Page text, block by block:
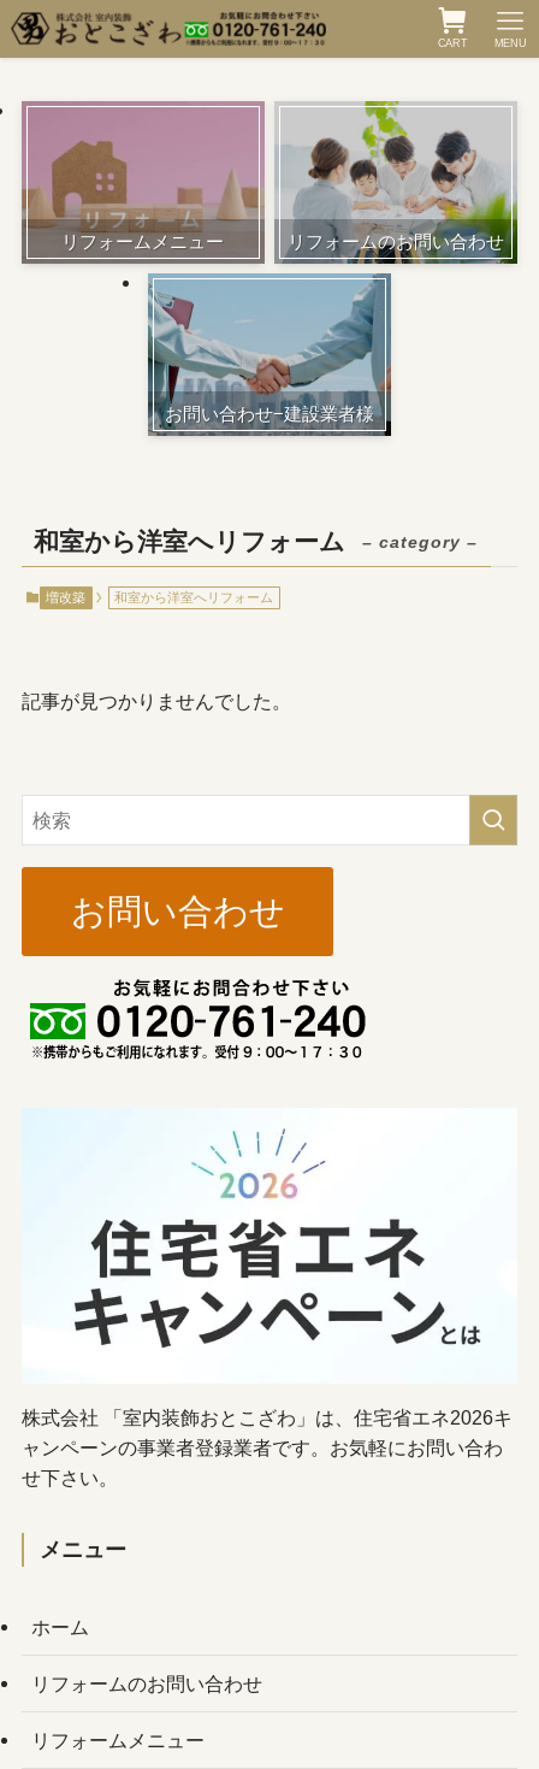
CART MENU
リフォームメニュー リフォームのお問い合わせ
お問い合わせ−建設業者様
和室から洋室へリフォーム – category –
増改築 和室から洋室へリフォーム
記事が見つかりませんでした。
お問い合わせ
株式会社 「室内装飾おとこざわ」は、住宅省エネ2026キ
ャンペーンの事業者登録業者です。お気軽にお問い合わ
せ下さい。
メニュー
ホーム
リフォームのお問い合わせ
リフォームメニュー